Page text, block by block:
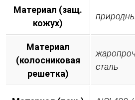
Материал (защ.
кожух)
Материал
(колосниковая
решетка)
сталь